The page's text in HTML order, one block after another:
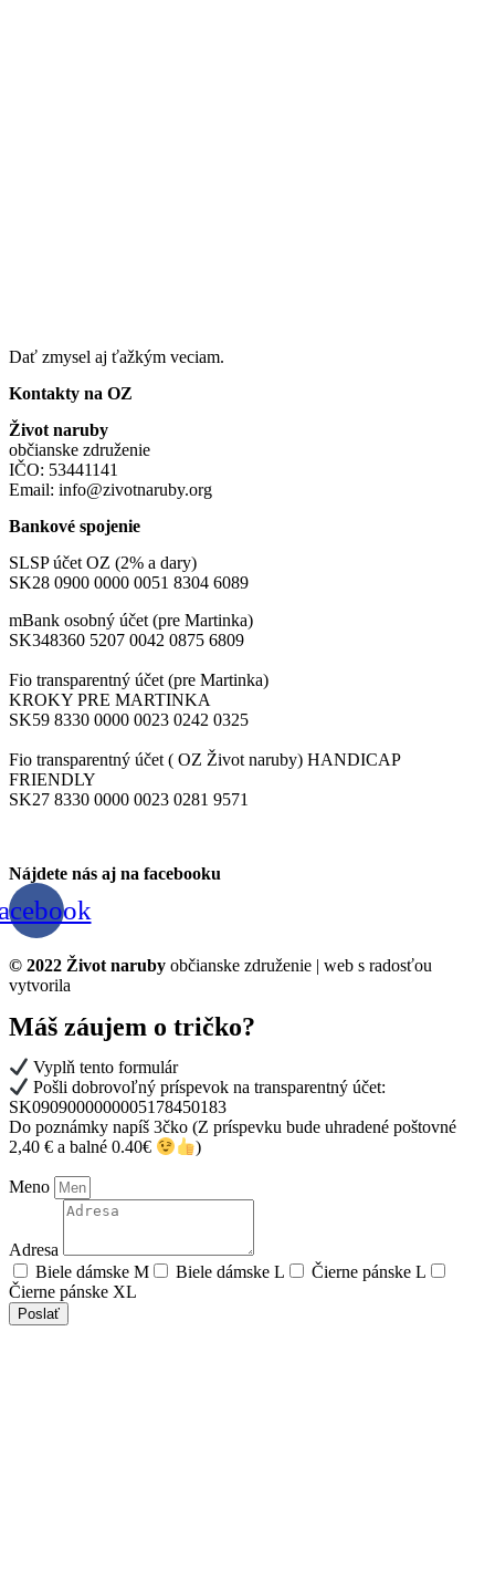
Dať zmysel aj ťažkým veciam.
Kontakty na OZ
Život naruby
občianske združenie
IČO: 53441141
Email: info@zivotnaruby.org
Bankové spojenie
SLSP účet OZ (2% a dary)
SK28 0900 0000 0051 8304 6089
mBank osobný účet (pre Martinka)
SK348360 5207 0042 0875 6809
Fio transparentný účet (pre Martinka)
KROKY PRE MARTINKA
SK59 8330 0000 0023 0242 0325
Fio transparentný účet ( OZ Život naruby) HANDICAP
FRIENDLY
SK27 8330 0000 0023 0281 9571
Nájdete nás aj na facebooku
© 2022 Život naruby občianske združenie | web s radosťou
vytvorila
Máš záujem o tričko?
Vyplň tento formulár
Pošli dobrovoľný príspevok na transparentný účet:
SK0909000000005178450183
Do poznámky napíš 3čko (Z príspevku bude uhradené poštovné
2,40 € a balné 0.40€
)
Meno
Adresa
Biele dámske M
Biele dámske L
Čierne pánske L
Čierne pánske XL
Poslať